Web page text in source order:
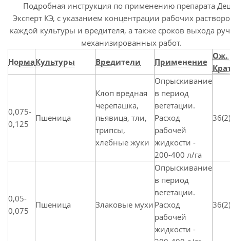
Подробная инструкция по применению препарата
Эксперт КЭ, с указанием концентрации рабочих
каждой культуры и вредителя, а также сроков выхода
механизированных работ.
НормаКультуры Вредители Применение
Ож.
0,075-
0,125
Пшеница
Клоп вредная
черепашка,
пьявица, тли,
трипсы,
хлебные жуки
Опрыскивание
в период
вегетации.
Расход
рабочей
жидкости -
200-400 л/га
36(2)
0,05-
0,075
Пшеница Злаковые мухи
Опрыскивание
в период
вегетации.
Расход
рабочей
жидкости -
36(2)